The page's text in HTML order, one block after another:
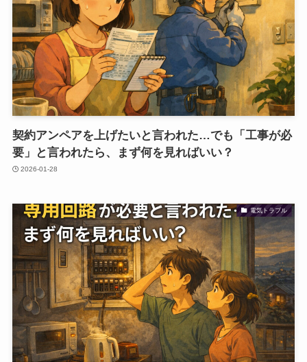
契約アンペアを上げたいと言われた…でも「工事が必
要」と言われたら、まず何を見ればいい？
2026-01-28
電気トラブル